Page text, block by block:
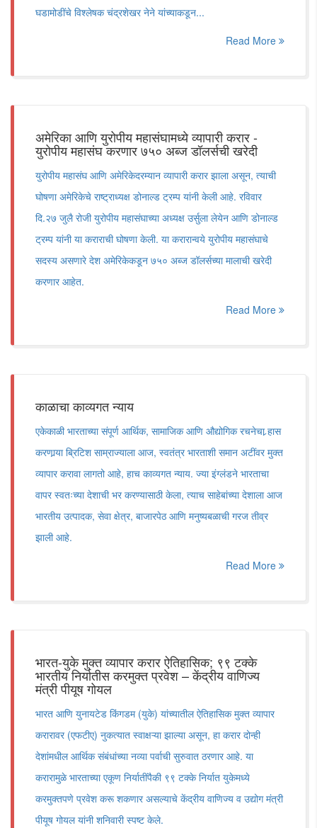
घडामोडींचे विश्लेषक चंद्रशेखर नेने यांच्याकडून...
Read More
अमेरिका आणि युरोपीय महासंघामध्ये व्यापारी करार -
युरोपीय महासंघ करणार ७५० अब्ज डॉलर्सची खरेदी
युरोपीय महासंघ आणि अमेरिकेदरम्यान व्यापारी करार झाला असून, त्याची
घोषणा अमेरिकेचे राष्ट्राध्यक्ष डोनाल्ड ट्रम्प यांनी केली आहे. रविवार
दि.२७ जुलै रोजी युरोपीय महासंघाच्या अध्यक्ष उर्सुला लेयेन आणि डोनाल्ड
ट्रम्प यांनी या कराराची घोषणा केली. या करारान्वये युरोपीय महासंघाचे
सदस्य असणारे देश अमेरिकेकडून ७५० अब्ज डॉलर्सच्या मालाची खरेदी
करणार आहेत.
Read More
काळाचा काव्यगत न्याय
एकेकाळी भारताच्या संपूर्ण आर्थिक, सामाजिक आणि औद्योगिक रचनेचा र्‍हास
करणार्‍या ब्रिटिश साम्राज्याला आज, स्वतंत्र भारताशी समान अटींवर मुक्त
व्यापार करावा लागतो आहे, हाच काव्यगत न्याय. ज्या इंग्लंडने भारताचा
वापर स्वतःच्या देशाची भर करण्यासाठी केला, त्याच साहेबांच्या देशाला आज
भारतीय उत्पादक, सेवा क्षेत्र, बाजारपेठ आणि मनुष्यबळाची गरज तीव्र
झाली आहे.
Read More
भारत-युके मुक्त व्यापार करार ऐतिहासिक; ९९ टक्के
भारतीय निर्यातीस करमुक्त प्रवेश – केंद्रीय वाणिज्य
मंत्री पीयूष गोयल
भारत आणि युनायटेड किंगडम (युके) यांच्यातील ऐतिहासिक मुक्त व्यापार
करारावर (एफटीए) नुकत्यात स्वाक्षऱ्या झाल्या असून, हा करार दोन्ही
देशांमधील आर्थिक संबंधांच्या नव्या पर्वाची सुरुवात ठरणार आहे. या
करारामुळे भारताच्या एकूण निर्यातींपैकी ९९ टक्के निर्यात युकेमध्ये
करमुक्तपणे प्रवेश करू शकणार असल्याचे केंद्रीय वाणिज्य व उद्योग मंत्री
पीयूष गोयल यांनी शनिवारी स्पष्ट केले.